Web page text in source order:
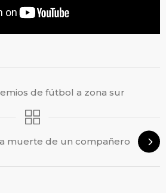
de fútbol a zona sur
muerte de un compañero